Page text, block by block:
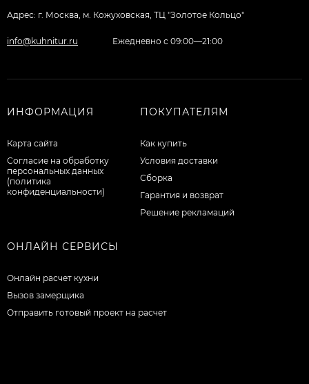
Адрес: г. Москва, м. Кожуховская, ТЦ "Золотое Кольцо"
info@kuhnitur.ru Ежедневно с 09:00—21:00
ИНФОРМАЦИЯ
Карта сайта
Согласие на обработку
персональных данных
(политика
конфиденциальности)
ПОКУПАТЕЛЯМ
Как купить
Условия доставки
Сборка
Гарантия и возврат
Решение рекламаций
ОНЛАЙН СЕРВИСЫ
Онлайн расчет кухни
Вызов замерщика
Отправить готовый проект на расчет